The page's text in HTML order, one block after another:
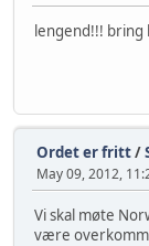
lengend!!! bring
Ordet er fritt/
May 09, 2012,
Vi skal møte
være